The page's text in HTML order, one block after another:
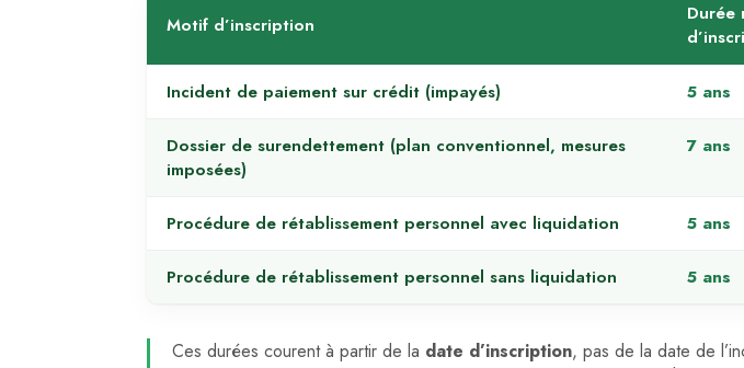
Motif d’inscription
Durée
Incident de paiement sur crédit (impayés) 5 ans
Dossier de surendettement (plan conventionnel, mesures
imposées)
7 ans
Procédure de rétablissement personnel avec liquidation 5 ans
Procédure de rétablissement personnel sans liquidation 5 ans
Ces durées courent à partir de la date d’inscription, pas de la date de